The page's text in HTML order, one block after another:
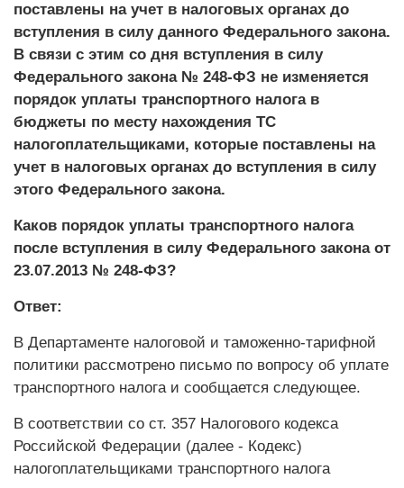
поставлены на учет в налоговых органах до
вступления в силу данного Федерального закона.
В связи с этим со дня вступления в силу
Федерального закона № 248-ФЗ не изменяется
порядок уплаты транспортного налога в
бюджеты по месту нахождения ТС
налогоплательщиками, которые поставлены на
учет в налоговых органах до вступления в силу
этого Федерального закона.
Каков порядок уплаты транспортного налога
после вступления в силу Федерального закона от
23.07.2013 № 248-ФЗ?
Ответ:
В Департаменте налоговой и таможенно-тарифной
политики рассмотрено письмо по вопросу об уплате
транспортного налога и сообщается следующее.
В соответствии со ст. 357 Налогового кодекса
Российской Федерации (далее - Кодекс)
налогоплательщиками транспортного налога